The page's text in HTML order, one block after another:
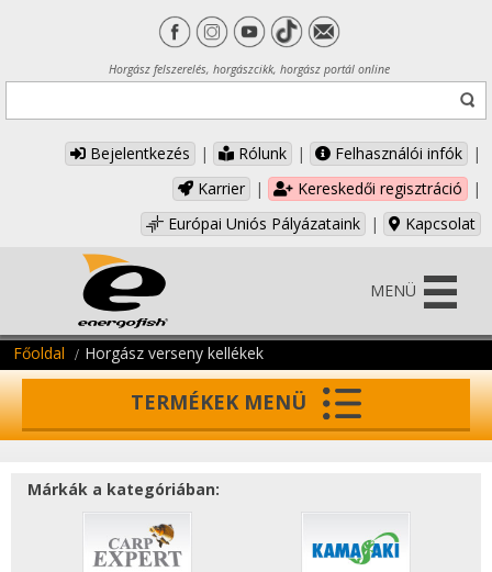
Horgász felszerelés, horgászcikk, horgász portál online
Bejelentkezés | Rólunk | Felhasználói infók
|
Karrier
| Kereskedői regisztráció
|
Európai Uniós Pályázataink
| Kapcsolat
MENÜ
Főoldal Horgász verseny kellékek
TERMÉKEK MENÜ
Márkák a kategóriában: